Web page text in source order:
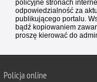
policyjne stronach
odpowiedzialność za
publikującego portalu.
bądź kopiowaniem
proszę kierować do
Policjaonline